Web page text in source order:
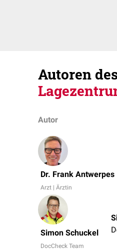
Autoren
Autor
Dr. Frank Antwerpes
Arzt | Ärztin
Simon Schuckel
DocCheck Team